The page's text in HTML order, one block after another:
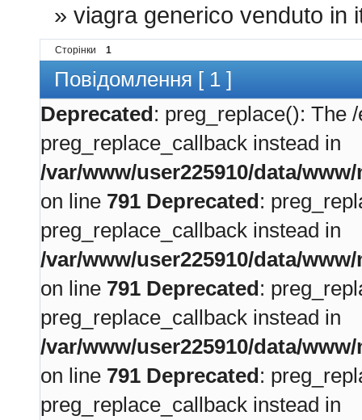
»viagra generico venduto in
Сторінки 1
Повідомлення [ 1 ]
Deprecated: preg_replace(): The
preg_replace_callback instead in
/var/www/user225910/data/
on line 791 Deprecated:
preg_replace_callback instead in
/var/www/user225910/data/
on line 791 Deprecated:
preg_replace_callback instead in
/var/www/user225910/data/
on line 791 Deprecated:
preg_replace_callback instead in